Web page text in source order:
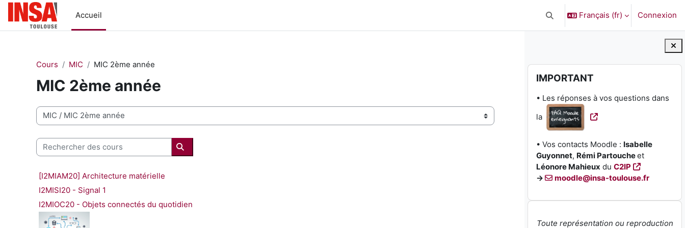
Passer au contenu principal
Accueil
Activer/désactiver la saisie de
Français ‎(fr)‎ Connexion
Blocs
Passer IMPORTANT
IMPORTANT
• Les réponses à vos questions dans
la
• Vos contacts Moodle : Isabelle
Guyonnet, Rémi Partoucheet
Léonore Mahieux duC2IP
→
moodle@insa-toulouse.fr
Toute représentation ou reproduction
Cours MIC MIC 2ème année
MIC 2ème année
Catégories de cours
Rechercher des cours
Rechercher des cours
[I2MIAM20] Architecture matérielle
I2MISI20 - Signal 1
I2MIOC20 - Objets connectés du quotidien